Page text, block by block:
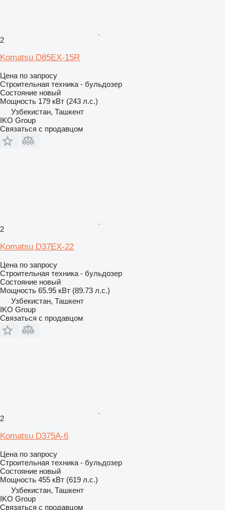
2
Komatsu D85EX-15R
Цена по запросу
Строительная техника - бульдозер
Состояние новый
Мощность 179 кВт (243 л.с.)
Узбекистан, Ташкент
IKO Group
Связаться с продавцом
2
Komatsu D37EX-22
Цена по запросу
Строительная техника - бульдозер
Состояние новый
Мощность 65.95 кВт (89.73 л.с.)
Узбекистан, Ташкент
IKO Group
Связаться с продавцом
2
Komatsu D375A-6
Цена по запросу
Строительная техника - бульдозер
Состояние новый
Мощность 455 кВт (619 л.с.)
Узбекистан, Ташкент
IKO Group
Связаться с продавцом